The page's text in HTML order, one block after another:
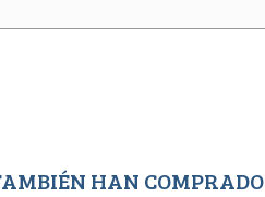
HAN COMPRADO